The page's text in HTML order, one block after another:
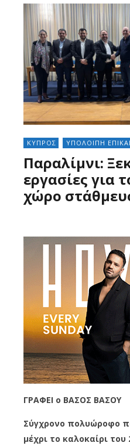
ΚΥΠΡΟΣ ΥΠΟΛΟΙΠΗ
Παραλίμνι:
εργασίες για
χώρο
ΓΡΑΦΕΙ ο ΒΑΣΟΣ ΒΑΣΟΥ
Σύγχρονο πολυώροφο
μέχρι το καλοκαίρι